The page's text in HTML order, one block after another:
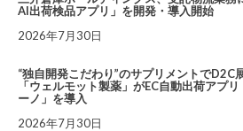
AI出荷検品アプリ」を開発・導入開始
2026年7月30日
“独自開発こだわり”のサプリメントでD2C
「ウェルモット製薬」がEC自動出荷アプ
ーノ」を導入
2026年7月30日